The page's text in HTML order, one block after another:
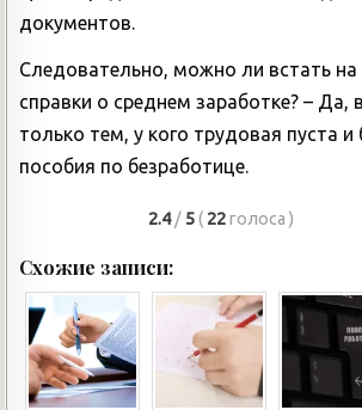
документов.
Следовательно, можно ли встать на
справки о среднем заработке? –
только тем, у кого трудовая пуста и
пособия по безработице.
2.4 / 5( 22голоса )
Схожие записи: